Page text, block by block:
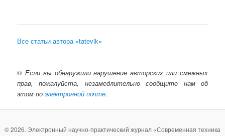
Все статьи автора «tatevik»
© Если вы обнаружили нарушение авторских или смежных
прав, пожалуйста, незамедлительно сообщите нам об
этом поэлектронной почте.
© 2026. Электронный научно-практический журнал «Современная техника